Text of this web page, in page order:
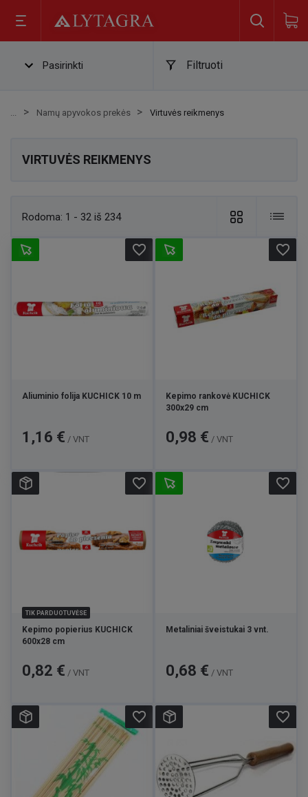
Pasirinkti Filtruoti
Namų apyvokos prekės Virtuvės reikmenys
VIRTUVĖS REIKMENYS
Rodoma: 1 - 32 iš 234
Aliuminio folija KUCHICK 10 m
Kaina
1,16 € / VNT
favorite_border
Kepimo rankovė KUCHICK
300x29 cm
Kaina
0,98 € / VNT
favorite_border
TIK PARDUOTUVĖSE
Kepimo popierius KUCHICK
600x28 cm
Kaina
0,82 € / VNT
favorite_border
Metaliniai šveistukai 3 vnt.
Kaina
0,68 € / VNT
favorite_border
favorite_border favorite_border